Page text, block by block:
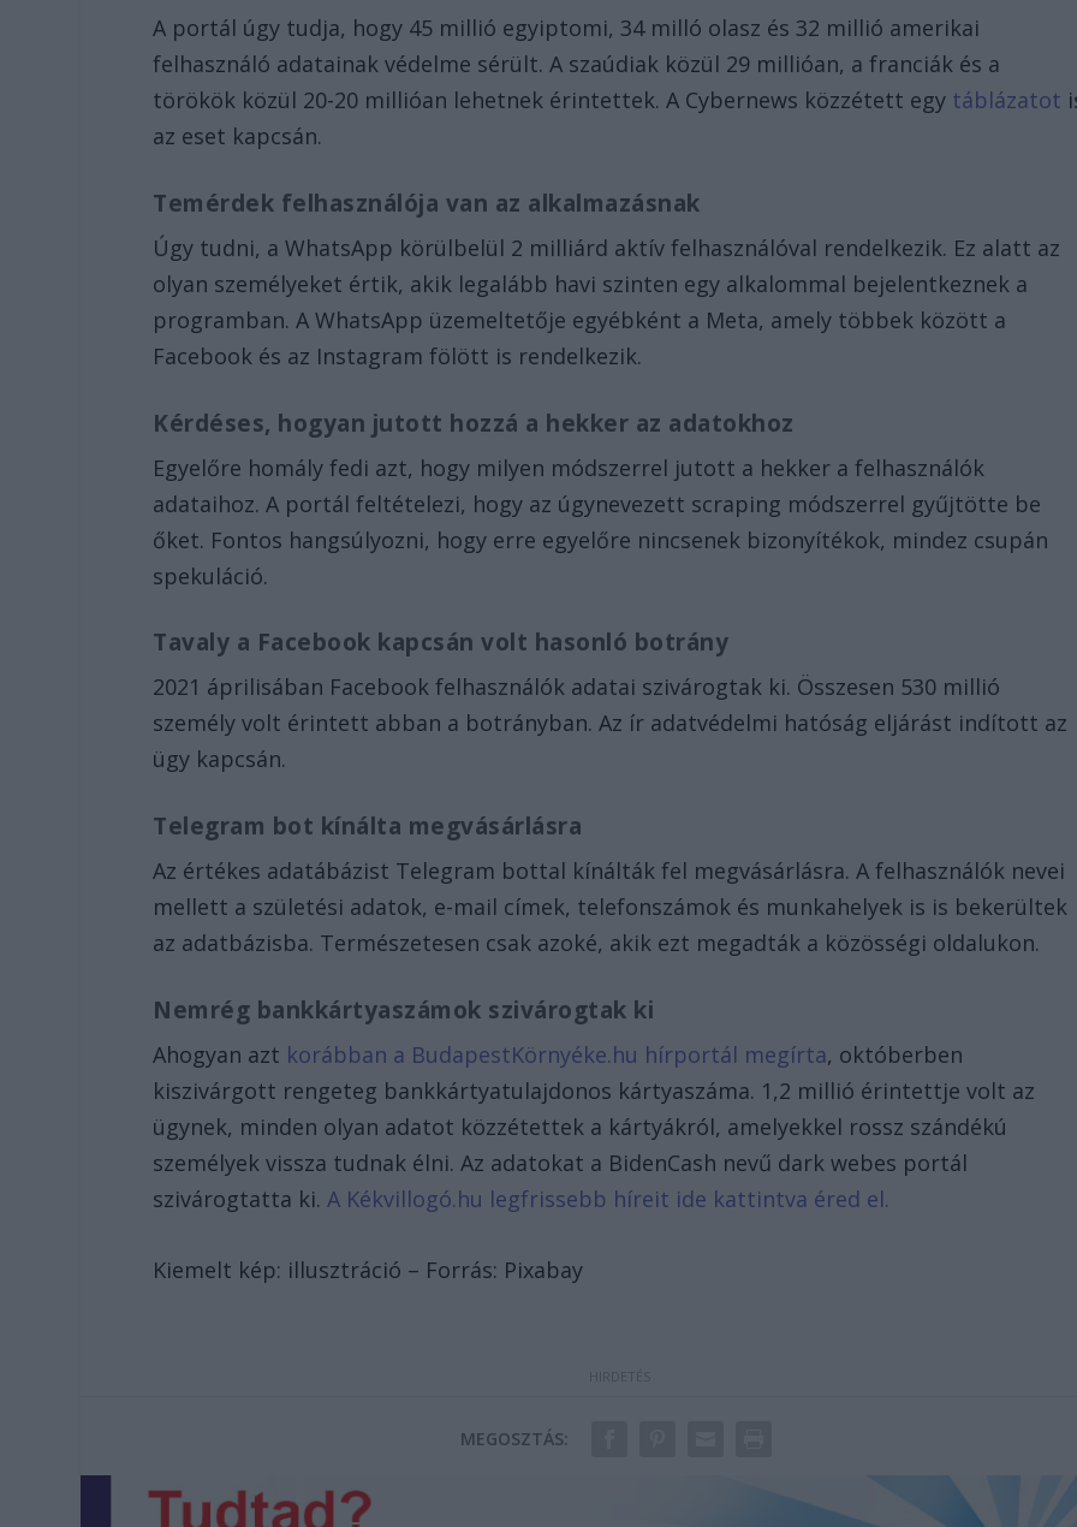
A portál úgy tudja, hogy 45 millió egyiptomi, 34 milló olasz és 32 millió amerikai
felhasználó adatainak védelme sérült. A szaúdiak közül 29 millióan, a franciák és a
törökök közül 20-20 millióan lehetnek érintettek. A Cybernews közzétett egy táblázatot
az eset kapcsán.
Temérdek felhasználója van az alkalmazásnak
Úgy tudni, a WhatsApp körülbelül 2 milliárd aktív felhasználóval rendelkezik. Ez alatt az
olyan személyeket értik, akik legalább havi szinten egy alkalommal bejelentkeznek a
programban. A WhatsApp üzemeltetője egyébként a Meta, amely többek között a
Facebook és az Instagram fölött is rendelkezik.
Kérdéses, hogyan jutott hozzá a hekker az adatokhoz
Egyelőre homály fedi azt, hogy milyen módszerrel jutott a hekker a felhasználók
adataihoz. A portál feltételezi, hogy az úgynevezett scraping módszerrel gyűjtötte be
őket. Fontos hangsúlyozni, hogy erre egyelőre nincsenek bizonyítékok, mindez csupán
spekuláció.
Tavaly a Facebook kapcsán volt hasonló botrány
2021 áprilisában Facebook felhasználók adatai szivárogtak ki. Összesen 530 millió
személy volt érintett abban a botrányban. Az ír adatvédelmi hatóság eljárást indított az
ügy kapcsán.
Telegram bot kínálta megvásárlásra
Az értékes adatábázist Telegram bottal kínálták fel megvásárlásra. A felhasználók nevei
mellett a születési adatok, e-mail címek, telefonszámok és munkahelyek is is bekerültek
az adatbázisba. Természetesen csak azoké, akik ezt megadták a közösségi oldalukon.
Nemrég bankkártyaszámok szivárogtak ki
Ahogyan azt korábban a BudapestKörnyéke.hu hírportál megírta, októberben
kiszivárgott rengeteg bankkártyatulajdonos kártyaszáma. 1,2 millió érintettje volt az
ügynek, minden olyan adatot közzétettek a kártyákról, amelyekkel rossz szándékú
személyek vissza tudnak élni. Az adatokat a BidenCash nevű dark webes portál
szivárogtatta ki.A Kékvillogó.hu legfrissebb híreit ide kattintva éred el.
Kiemelt kép: illusztráció – Forrás: Pixabay
MEGOSZTÁS: